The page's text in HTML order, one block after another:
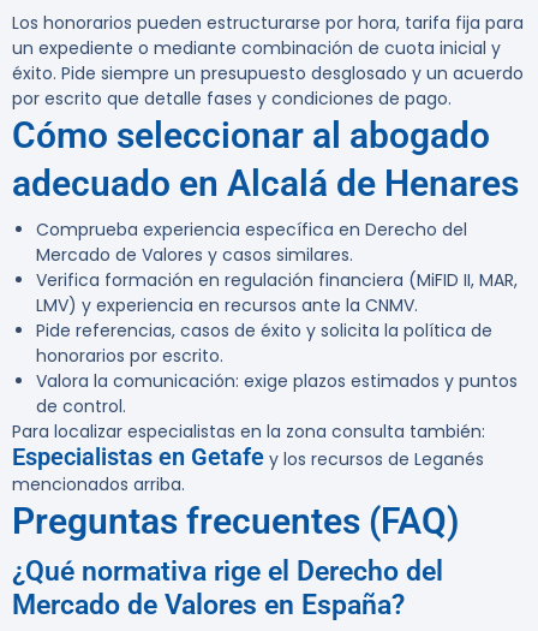
Los honorarios pueden estructurarse por hora, tarifa fija para
un expediente o mediante combinación de cuota inicial y
éxito. Pide siempre un presupuesto desglosado y un acuerdo
por escrito que detalle fases y condiciones de pago.
Cómo seleccionar al abogado
adecuado en Alcalá de Henares
Comprueba experiencia específica en Derecho del
Mercado de Valores y casos similares.
Verifica formación en regulación financiera (MiFID II, MAR,
LMV) y experiencia en recursos ante la CNMV.
Pide referencias, casos de éxito y solicita la política de
honorarios por escrito.
Valora la comunicación: exige plazos estimados y puntos
de control.
Para localizar especialistas en la zona consulta también:
Especialistas en Getafe y los recursos de Leganés
mencionados arriba.
Preguntas frecuentes (FAQ)
¿Qué normativa rige el Derecho del
Mercado de Valores en España?